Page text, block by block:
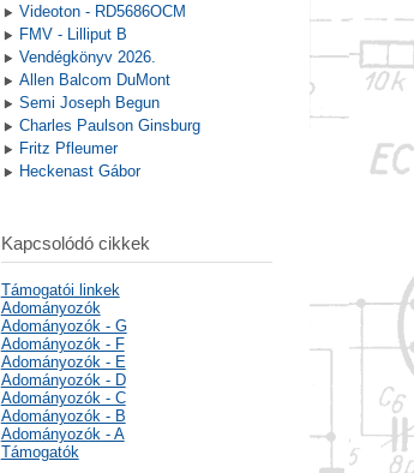
Videoton - RD5686OCM
FMV - Lilliput B
Vendégkönyv 2026.
Allen Balcom DuMont
Semi Joseph Begun
Charles Paulson Ginsburg
Fritz Pfleumer
Heckenast Gábor
Kapcsolódó cikkek
Támogatói linkek
Adományozók
Adományozók - G
Adományozók - F
Adományozók - E
Adományozók - D
Adományozók - C
Adományozók - B
Adományozók - A
Támogatók